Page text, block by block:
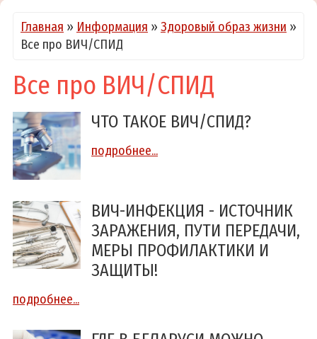
Главная » Информация » Здоровый образ жизни »
Все про ВИЧ/СПИД
Все про ВИЧ/СПИД
ЧТО ТАКОЕ ВИЧ/СПИД?
подробнее...
ВИЧ-ИНФЕКЦИЯ - ИСТОЧНИК
ЗАРАЖЕНИЯ, ПУТИ ПЕРЕДАЧИ,
МЕРЫ ПРОФИЛАКТИКИ И
ЗАЩИТЫ!
подробнее...